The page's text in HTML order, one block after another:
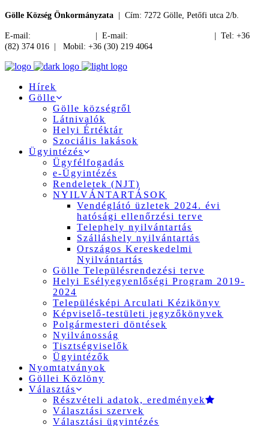
Gölle Község Önkormányzata | Cím: 7272 Gölle, Petőfi utca 2/b.
E-mail: | E-mail:
| Tel: +36
(82) 374 016 | Mobil: +36 (30) 219 4064
Hírek
Gölle
Gölle községről
Látnivalók
Helyi Értéktár
Szociális lakások
Ügyintézés
Ügyfélfogadás
e-Ügyintézés
Rendeletek (NJT)
NYILVÁNTARTÁSOK
Vendéglátó üzletek 2024. évi
hatósági ellenőrzési terve
Telephely nyilvántartás
Szálláshely nyilvántartás
Országos Kereskedelmi
Nyilvántartás
Gölle Településrendezési terve
Helyi Esélyegyenlőségi Program 2019-
2024
Településképi Arculati Kézikönyv
Képviselő-testületi jegyzőkönyvek
Polgármesteri döntések
Nyilvánosság
Tisztségviselők
Ügyintézők
Nyomtatványok
Göllei Közlöny
Választás
Részvételi adatok, eredmények
Választási szervek
Választási ügyintézés